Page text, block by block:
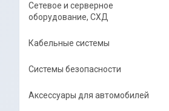
Сетевое и серверное
оборудование, СХД
Кабельные системы
Системы безопасности
Аксессуары для автомобилей